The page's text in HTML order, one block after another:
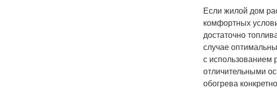
Если жилой дом
комфортных
достаточно
случае
с использованием
отличительными
обогрева